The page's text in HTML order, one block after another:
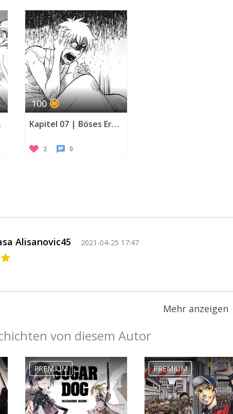
100
Kapitel 07 | Böses Erwachen
2 0
Alisanovic45 2021-04-25 17:47
Mehr anzeigen
von diesem Autor
PREMIUM PREMIUM